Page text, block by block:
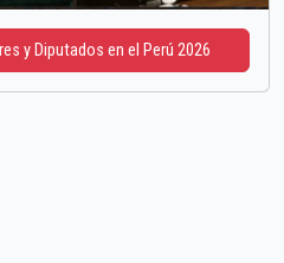
y Diputados en el Perú 2026